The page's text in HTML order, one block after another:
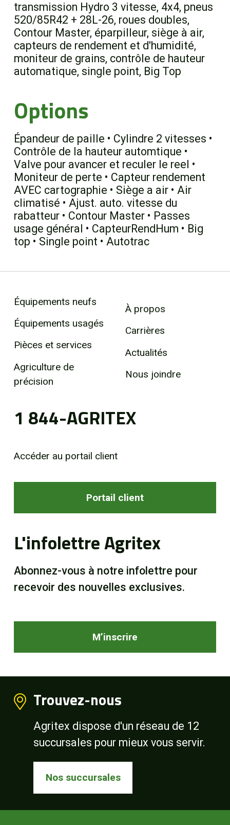
transmission Hydro 3 vitesse, 4x4, pneus
520/85R42 + 28L-26, roues doubles,
Contour Master, éparpilleur, siège à air,
capteurs de rendement et d'humidité,
moniteur de grains, contrôle de hauteur
automatique, single point, Big Top
Options
Épandeur de paille • Cylindre 2 vitesses •
Contrôle de la hauteur automtique •
Valve pour avancer et reculer le reel •
Moniteur de perte • Capteur rendement
AVEC cartographie • Siège a air • Air
climatisé • Ajust. auto. vitesse du
rabatteur • Contour Master • Passes
usage général • CapteurRendHum • Big
top • Single point • Autotrac
Équipements neufs
Équipements usagés
Pièces et services
Agriculture de
précision
À propos
Carrières
Actualités
Nous joindre
1 844-AGRITEX
Accéder au portail client
Portail client
L'infolettre Agritex
Abonnez-vous à notre infolettre pour
recevoir des nouvelles exclusives.
M’inscrire
Trouvez-nous
Agritex dispose d'un réseau de 12
succursales pour mieux vous servir.
Nos succursales